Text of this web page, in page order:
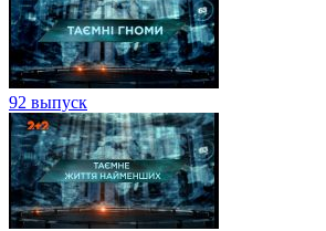
92 выпуск